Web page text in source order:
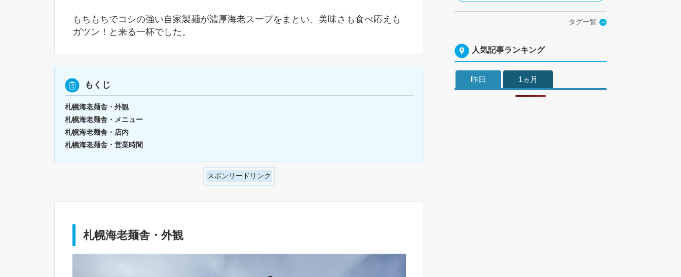
もちもちでコシの強い自家製麺が濃厚海老スープをまとい、美味さも食べ応えも
ガツン！と来る一杯でした。
もくじ
札幌海老麺舎・外観
札幌海老麺舎・メニュー
札幌海老麺舎・店内
札幌海老麺舎・営業時間
スポンサードリンク
札幌海老麺舎・外観
タグ一覧
人気記事ランキング
昨日 1ヵ月